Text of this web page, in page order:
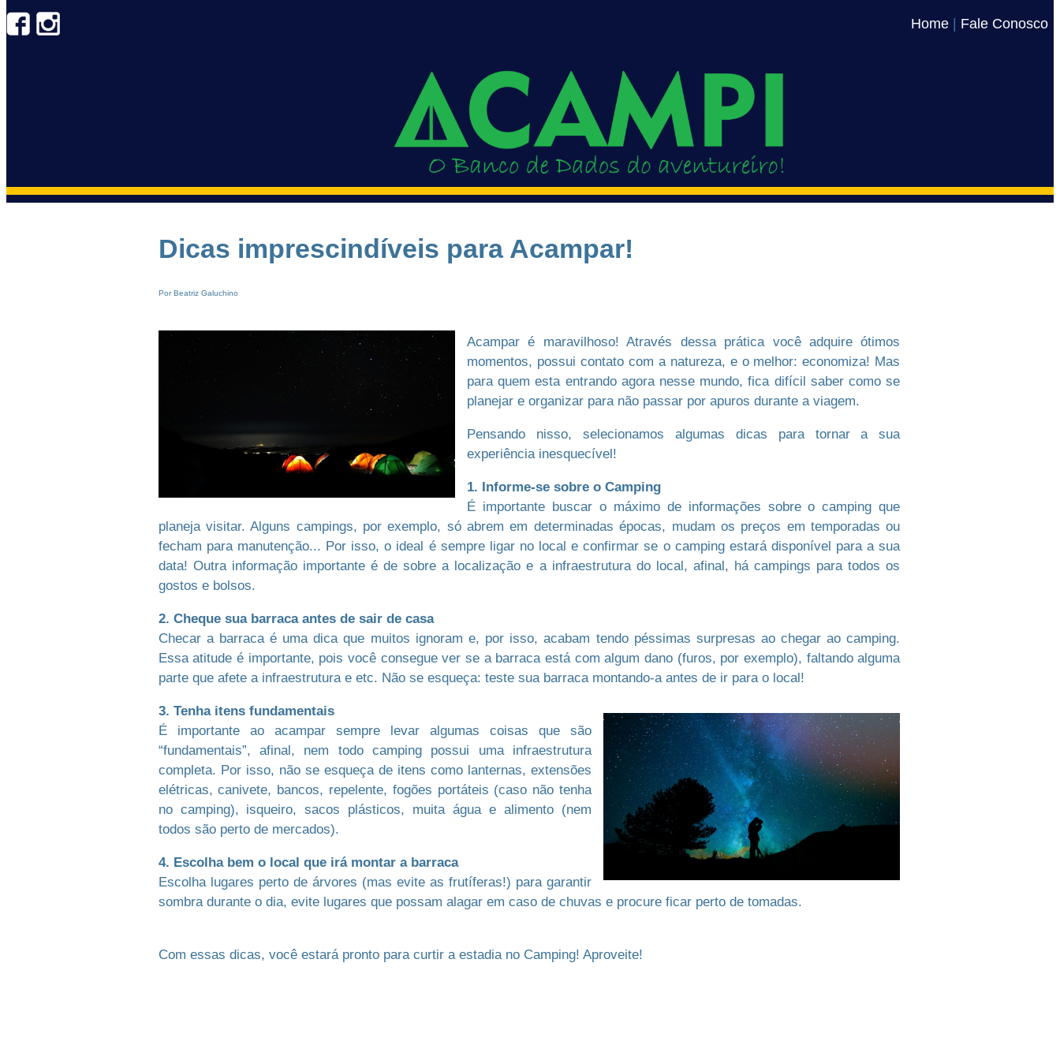
Home | Fale Conosco
Dicas imprescindíveis para Acampar!
Por Beatriz Galuchino
Acampar é maravilhoso! Através dessa prática você adquire ótimos
momentos, possui contato com a natureza, e o melhor: economiza! Mas
para quem esta entrando agora nesse mundo, fica difícil saber como se
planejar e organizar para não passar por apuros durante a viagem.
Pensando nisso, selecionamos algumas dicas para tornar a sua
experiência inesquecível!
1. Informe-se sobre o Camping
É importante buscar o máximo de informações sobre o camping que
planeja visitar. Alguns campings, por exemplo, só abrem em determinadas épocas, mudam os preços em temporadas ou
fecham para manutenção... Por isso, o ideal é sempre ligar no local e confirmar se o camping estará disponível para a sua
data! Outra informação importante é de sobre a localização e a infraestrutura do local, afinal, há campings para todos os
gostos e bolsos.
2. Cheque sua barraca antes de sair de casa
Checar a barraca é uma dica que muitos ignoram e, por isso, acabam tendo péssimas surpresas ao chegar ao camping.
Essa atitude é importante, pois você consegue ver se a barraca está com algum dano (furos, por exemplo), faltando alguma
parte que afete a infraestrutura e etc. Não se esqueça: teste sua barraca montando-a antes de ir para o local!
3. Tenha itens fundamentais
É importante ao acampar sempre levar algumas coisas que são
“fundamentais”, afinal, nem todo camping possui uma infraestrutura
completa. Por isso, não se esqueça de itens como lanternas, extensões
elétricas, canivete, bancos, repelente, fogões portáteis (caso não tenha
no camping), isqueiro, sacos plásticos, muita água e alimento (nem
todos são perto de mercados).
4. Escolha bem o local que irá montar a barraca
Escolha lugares perto de árvores (mas evite as frutíferas!) para garantir
sombra durante o dia, evite lugares que possam alagar em caso de chuvas e procure ficar perto de tomadas.
Com essas dicas, você estará pronto para curtir a estadia no Camping! Aproveite!